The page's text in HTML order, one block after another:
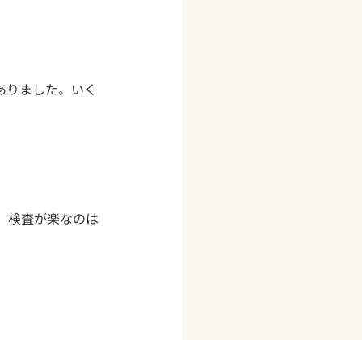
ました。いく
検査が楽なのは